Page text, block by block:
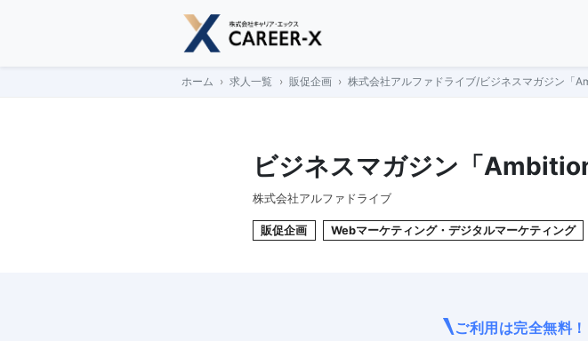
ホーム 求人一覧 販促企画 株式会社アルファドライブ/ビジネスマガジン「
ビジネスマガジン「
株式会社アルファドライブ
販促企画 Webマーケティング・デジタルマーケティング
ご利用は完全無料！